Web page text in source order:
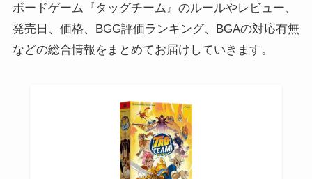
ボードゲーム『タッグチーム』のルールやレビュー、
発売日、価格、BGG評価ランキング、BGAの対応有無
などの総合情報をまとめてお届けしていきます。